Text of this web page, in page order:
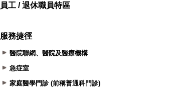
員工 / 退休職員特區
服務捷徑
醫院聯網、醫院及醫療機構
急症室
家庭醫學門診 (前稱普通科門診)